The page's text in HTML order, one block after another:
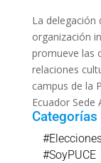
La delegación
organización
promueve las
relaciones
campus de la
Ecuador Sede
Categorías
#SoyPUCE